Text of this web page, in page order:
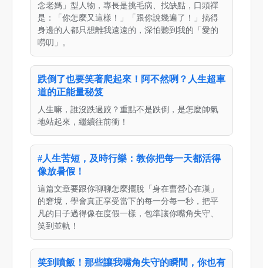
念老媽」型人物，專長是挑毛病、找缺點，口頭禪
是：「你怎麼又這樣！」「跟你說幾遍了！」搞得
身邊的人都只想離我遠遠的，深怕聽到我的「愛的
嘮叨」。
跌倒了也要笑著爬起來！阿不然咧？人生超車
道的正能量秘笈
人生嘛，誰沒跌過跤？重點不是跌倒，是怎麼帥氣
地站起來，繼續往前衝！
#人生苦短，及時行樂：教你把每一天都活得
像放暑假！
這篇文章要跟你聊聊怎麼擺脫「身在曹營心在漢」
的窘境，學會真正享受當下的每一分每一秒，把平
凡的日子過得像在度假一樣，包準讓你嘴角失守、
笑到並軌！
笑到噴飯！那些讓我嘴角失守的瞬間，你也有